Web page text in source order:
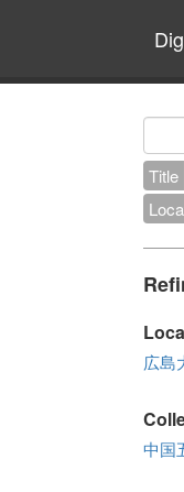
Title
広島
中国